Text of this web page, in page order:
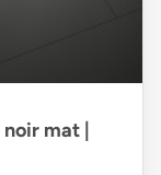
mat |